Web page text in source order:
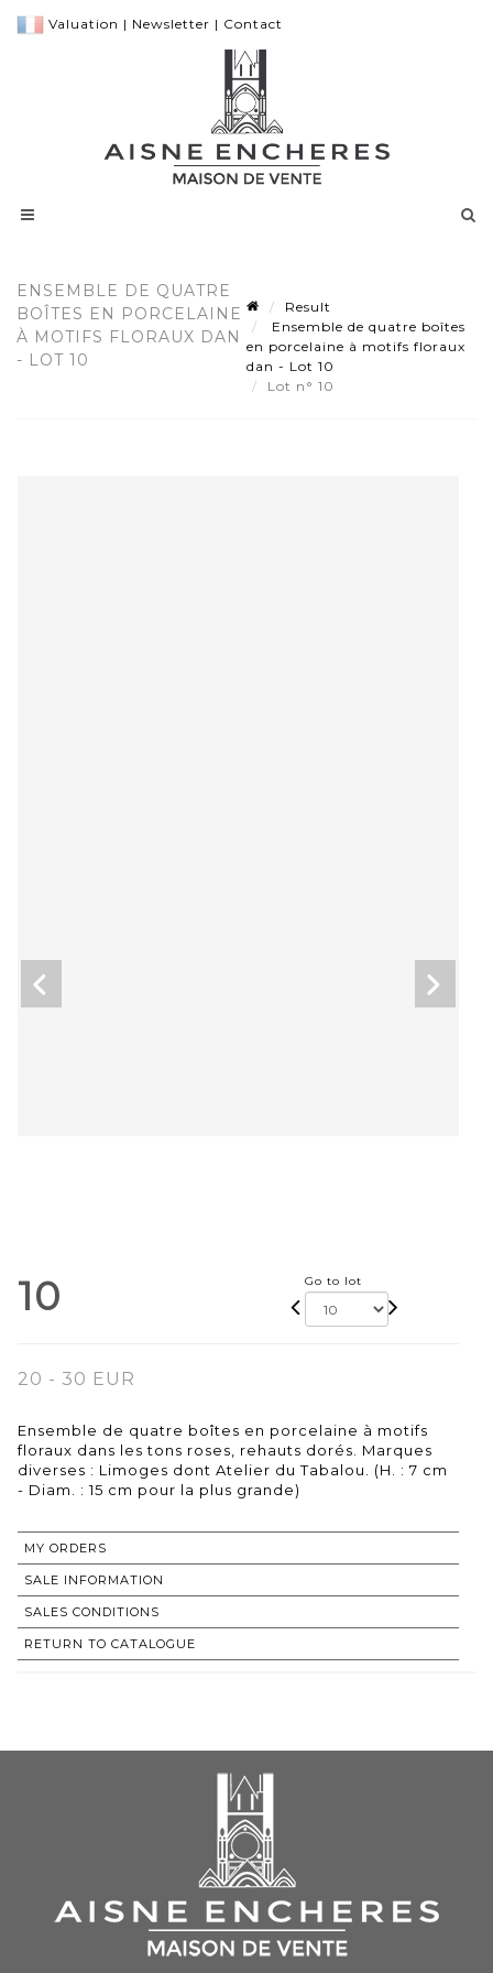
Valuation | Newsletter | Contact
ENSEMBLE DE QUATRE
BOÎTES EN PORCELAINE
À MOTIFS FLORAUX DAN
- LOT 10
Result
Ensemble de quatre boîtes
en porcelaine à motifs floraux
dan - Lot 10
Lot n° 10
10 Go to lot
20 - 30 EUR
Ensemble de quatre boîtes en porcelaine à motifs
floraux dans les tons roses, rehauts dorés. Marques
diverses : Limoges dont Atelier du Tabalou. (H. : 7 cm
- Diam. : 15 cm pour la plus grande)
MY ORDERS
SALE INFORMATION
SALES CONDITIONS
RETURN TO CATALOGUE